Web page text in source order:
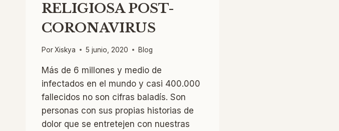
RELIGIOSA POST-
CORONAVIRUS
PorXiskya 5 junio, 2020 Blog
Más de 6 millones y medio de
infectados en el mundo y casi 400.000
fallecidos no son cifras baladís. Son
personas con sus propias historias de
dolor que se entretejen con nuestras